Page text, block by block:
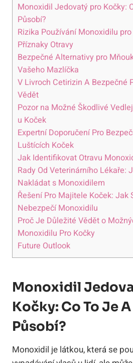
Monoxidil Jedovatý pro Kočky:
Působí?
Rizika Používání Monoxidilu
Příznaky Otravy
Bezpečné Alternativy pro
Vašeho Mazlíčka
V Livroch Cetirizin A Bezpečné
Vědět
Pozor na Možné Škodlivé
u Koček
Expertní Doporučení Pro
Luštících Koček
Jak Identifikovat Otravu
Rady Od Veterinárního Lékaře:
Nakládat s Monoxidilem
Řešení Pro Majitele Koček: Jak
Nebezpečí Monoxidilu
Proč Je Důležité Vědět o
Monoxidilu Pro Kočky
Future Outlook
Monoxidil
Kočky: Co To Je
Působí?
Monoxidil je látkou, která se